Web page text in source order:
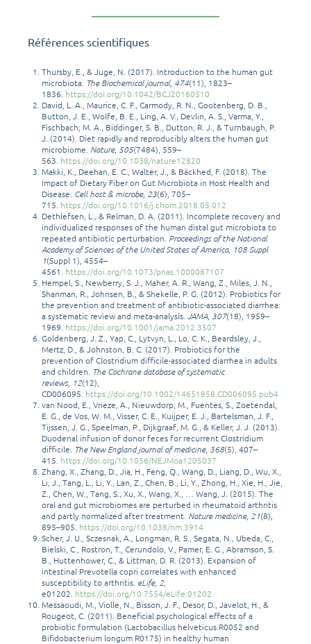
Références scientifiques
Thursby, E., & Juge, N. (2017). Introduction to the human gut
microbiota. The Biochemical journal, 474(11), 1823–
1836. https://doi.org/10.1042/BCJ20160510
David, L. A., Maurice, C. F., Carmody, R. N., Gootenberg, D. B.,
Button, J. E., Wolfe, B. E., Ling, A. V., Devlin, A. S., Varma, Y.,
Fischbach, M. A., Biddinger, S. B., Dutton, R. J., & Turnbaugh, P.
J. (2014). Diet rapidly and reproducibly alters the human gut
microbiome. Nature, 505(7484), 559–
563. https://doi.org/10.1038/nature12820
Makki, K., Deehan, E. C., Walter, J., & Bäckhed, F. (2018). The
Impact of Dietary Fiber on Gut Microbiota in Host Health and
Disease. Cell host & microbe, 23(6), 705–
715. https://doi.org/10.1016/j.chom.2018.05.012
Dethlefsen, L., & Relman, D. A. (2011). Incomplete recovery and
individualized responses of the human distal gut microbiota to
repeated antibiotic perturbation. Proceedings of the National
Academy of Sciences of the United States of America, 108 Suppl
1(Suppl 1), 4554–
4561. https://doi.org/10.1073/pnas.1000087107
Hempel, S., Newberry, S. J., Maher, A. R., Wang, Z., Miles, J. N.,
Shanman, R., Johnsen, B., & Shekelle, P. G. (2012). Probiotics for
the prevention and treatment of antibiotic-associated diarrhea:
a systematic review and meta-analysis. JAMA, 307(18), 1959–
1969. https://doi.org/10.1001/jama.2012.3507
Goldenberg, J. Z., Yap, C., Lytvyn, L., Lo, C. K., Beardsley, J.,
Mertz, D., & Johnston, B. C. (2017). Probiotics for the
prevention of Clostridium difficile-associated diarrhea in adults
and children. The Cochrane database of systematic
reviews, 12(12),
CD006095. https://doi.org/10.1002/14651858.CD006095.pub4
van Nood, E., Vrieze, A., Nieuwdorp, M., Fuentes, S., Zoetendal,
E. G., de Vos, W. M., Visser, C. E., Kuijper, E. J., Bartelsman, J. F.,
Tijssen, J. G., Speelman, P., Dijkgraaf, M. G., & Keller, J. J. (2013).
Duodenal infusion of donor feces for recurrent Clostridium
difficile. The New England journal of medicine, 368(5), 407–
415. https://doi.org/10.1056/NEJMoa1205037
Zhang, X., Zhang, D., Jia, H., Feng, Q., Wang, D., Liang, D., Wu, X.,
Li, J., Tang, L., Li, Y., Lan, Z., Chen, B., Li, Y., Zhong, H., Xie, H., Jie,
Z., Chen, W., Tang, S., Xu, X., Wang, X., … Wang, J. (2015). The
oral and gut microbiomes are perturbed in rheumatoid arthritis
and partly normalized after treatment. Nature medicine, 21(8),
895–905. https://doi.org/10.1038/nm.3914
Scher, J. U., Sczesnak, A., Longman, R. S., Segata, N., Ubeda, C.,
Bielski, C., Rostron, T., Cerundolo, V., Pamer, E. G., Abramson, S.
B., Huttenhower, C., & Littman, D. R. (2013). Expansion of
intestinal Prevotella copri correlates with enhanced
susceptibility to arthritis. eLife, 2
e01202. https://doi.org/10.7554/eLife.01202
Messaoudi, M., Violle, N., Bisson, J. F., Desor, D., Javelot, H., &
Rougeot, C. (2011). Beneficial psychological effects of a
probiotic formulation (Lactobacillus helveticus R0052 and
Bifidobacterium longum R0175) in healthy human